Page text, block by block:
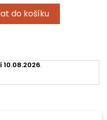
do košíku
.